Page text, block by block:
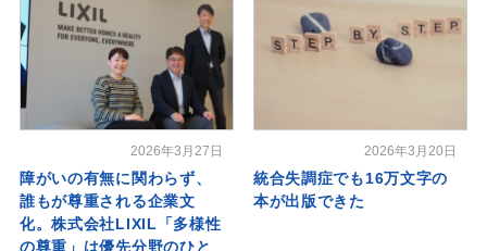
2026年3月27日
障がいの有無に関わらず、
誰もが尊重される企業文
化。株式会社LIXIL「多様性
の尊重」は優先分野のひと
2026年3月20日
統合失調症でも16万文字の
本が出版できた